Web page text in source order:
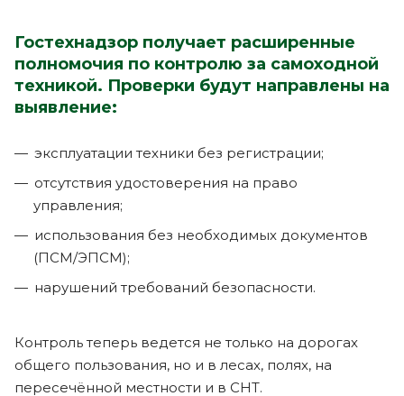
Гостехнадзор получает расширенные
полномочия по контролю за самоходной
техникой. Проверки будут направлены на
выявление:
эксплуатации техники без регистрации;
отсутствия удостоверения на право
управления;
использования без необходимых документов
(ПСМ/ЭПСМ);
нарушений требований безопасности.
Контроль теперь ведется не только на дорогах
общего пользования, но и в лесах, полях, на
пересечённой местности и в СНТ.